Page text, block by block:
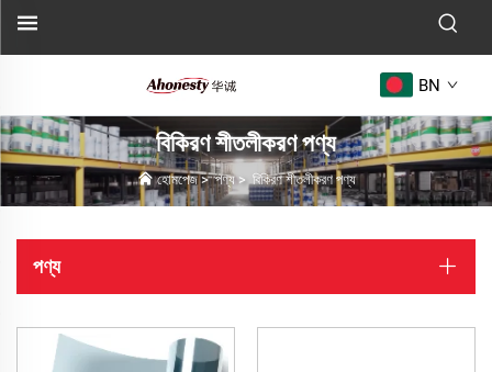
BN
বিকিরণ শীতলীকরণ পণ্য
হোমপেজ>পণ্য>বিকিরণ শীতলীকরণ পণ্য
পণ্য